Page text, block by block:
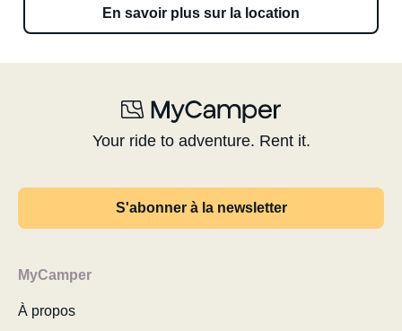
En savoir plus sur la location
Your ride to adventure. Rent it.
S'abonner à la newsletter
MyCamper
À propos